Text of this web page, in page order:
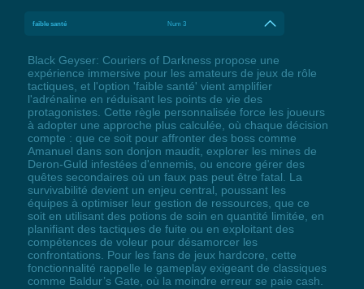
faible santé Num 3
Black Geyser: Couriers of Darkness propose une
expérience immersive pour les amateurs de jeux de rôle
tactiques, et l'option 'faible santé' vient amplifier
l'adrénaline en réduisant les points de vie des
protagonistes. Cette règle personnalisée force les joueurs
à adopter une approche plus calculée, où chaque décision
compte : que ce soit pour affronter des boss comme
Amanuel dans son donjon maudit, explorer les mines de
Deron-Guld infestées d'ennemis, ou encore gérer des
quêtes secondaires où un faux pas peut être fatal. La
survivabilité devient un enjeu central, poussant les
équipes à optimiser leur gestion de ressources, que ce
soit en utilisant des potions de soin en quantité limitée, en
planifiant des tactiques de fuite ou en exploitant des
compétences de voleur pour désamorcer les
confrontations. Pour les fans de jeux hardcore, cette
fonctionnalité rappelle le gameplay exigeant de classiques
comme Baldur’s Gate, où la moindre erreur se paie cash.